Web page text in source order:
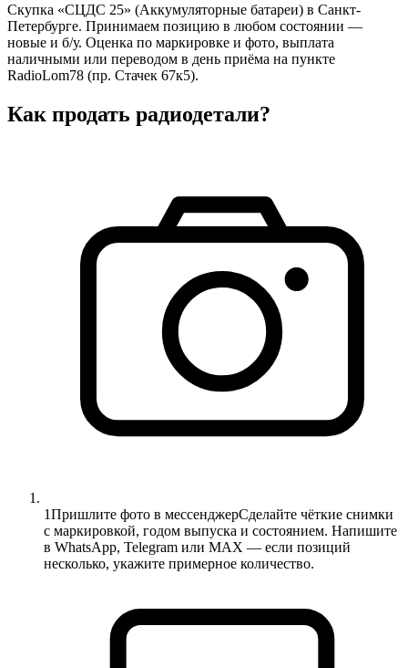
Скупка «СЦДС 25» (Аккумуляторные батареи) в Санкт-
Петербурге. Принимаем позицию в любом состоянии —
новые и б/у. Оценка по маркировке и фото, выплата
наличными или переводом в день приёма на пункте
RadioLom78 (пр. Стачек 67к5).
Как продать радиодетали?
1Пришлите фото в мессенджерСделайте чёткие снимки
с маркировкой, годом выпуска и состоянием. Напишите
в WhatsApp, Telegram или MAX — если позиций
несколько, укажите примерное количество.